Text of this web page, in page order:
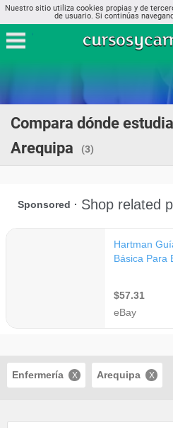
Nuestro sitio utiliza cookies propias y de
de usuario. Si continúas
Compara dónde
Arequipa
(3)
Enfermería Arequipa